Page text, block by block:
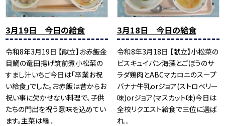
3月19日 今日の給食
令和8年3月19日 【献立】お赤飯金
目鯛の竜田揚げ筑前煮小松菜の
すまし汁いちご今日は「卒業お祝
い給食」でした。お赤飯は昔からお
祝い事に欠かせない料理で、子供
たちの門出を祝う意味を込めてい
ます。主菜は縁...
3月18日 今日の給食
令和8年3月18日 【献立】小松菜の
ビスキュイパン海藻とごぼうのサ
ラダ鶏肉とABCマカロニのスープ
バナナ牛乳orジョア(ストロベリー
味)orジョア(マスカット味)今日は
全校リクエスト給食で三位に選ば
れ...